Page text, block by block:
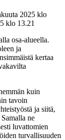
2025 klo
klo 13.21
osa-alueella.
ja
kertaa
kuin
tavoin
ja siitä,
ne
luvattomien
turvallisuuden